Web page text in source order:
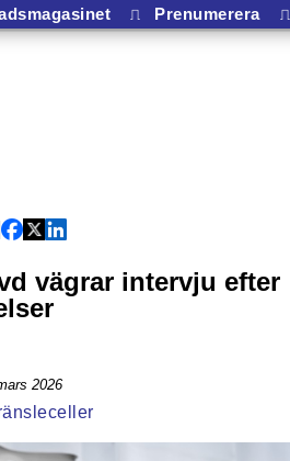
⎍ Prenumerera ⎍
vägrar intervju efter
2026